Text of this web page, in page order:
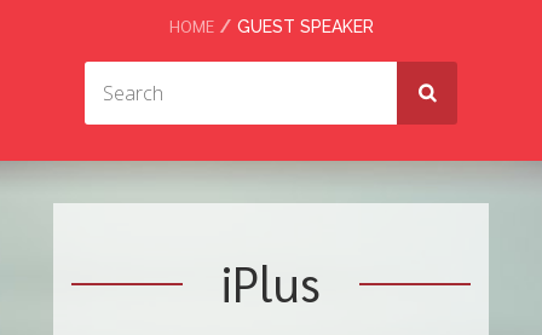
HOME GUEST SPEAKER
iPlus